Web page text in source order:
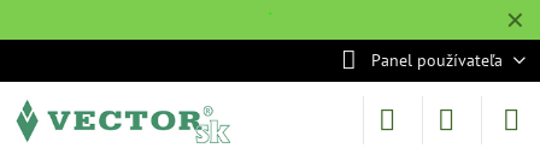
✕
˙
Panel používateľa